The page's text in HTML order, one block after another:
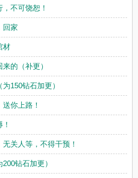
不可饶恕！
回家
材
的（补更）
150钻石加更）
你上路！
关人等，不得干预！
钻石加更）